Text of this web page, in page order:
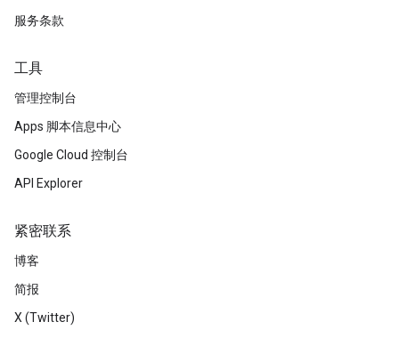
服务条款
工具
管理控制台
Apps 脚本信息中心
Google Cloud 控制台
API Explorer
紧密联系
博客
简报
X (Twitter)